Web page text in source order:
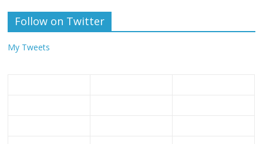
Follow on Twitter
My Tweets